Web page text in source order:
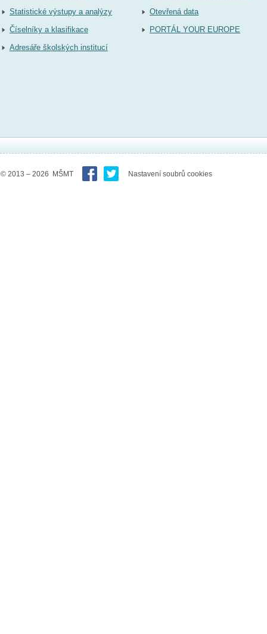
Statistické výstupy a analýzy
Číselníky a klasifikace
Adresáře školských institucí
Otevřená data
PORTÁL YOUR EUROPE
© 2013 – 2026 MŠMT Nastavení soubrů cookies